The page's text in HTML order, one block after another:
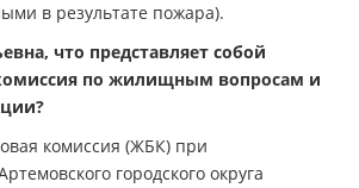
в результате пожара).
что представляет собой
по жилищным вопросам и
комиссия (ЖБК) при
городского округа